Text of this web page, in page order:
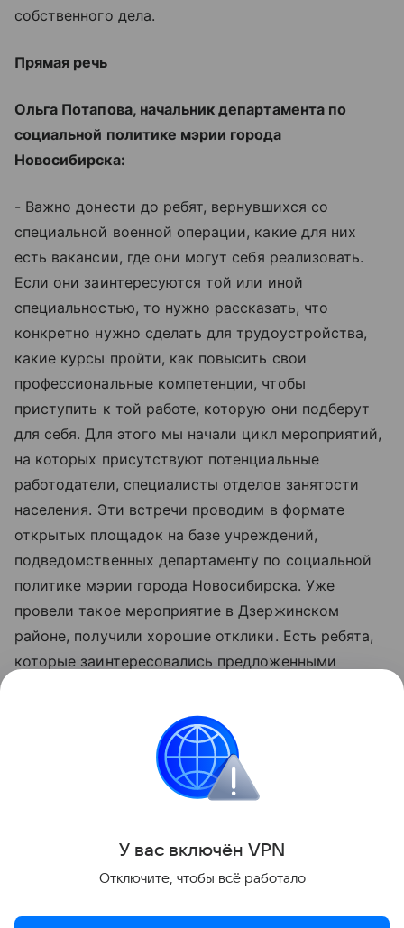
собственного дела.
Прямая речь
Ольга Потапова, начальник департамента по
социальной политике мэрии города
Новосибирска:
- Важно донести до ребят, вернувшихся со
специальной военной операции, какие для них
есть вакансии, где они могут себя реализовать.
Если они заинтересуются той или иной
специальностью, то нужно рассказать, что
конкретно нужно сделать для трудоустройства,
какие курсы пройти, как повысить свои
профессиональные компетенции, чтобы
приступить к той работе, которую они подберут
для себя. Для этого мы начали цикл мероприятий,
на которых присутствуют потенциальные
работодатели, специалисты отделов занятости
населения. Эти встречи проводим в формате
открытых площадок на базе учреждений,
подведомственных департаменту по социальной
политике мэрии города Новосибирска. Уже
провели такое мероприятие в Дзержинском
районе, получили хорошие отклики. Есть ребята,
которые заинтересовались предложенными
трудоустройства. В ближайшее время будет
проведена такая встреча в Ленинском районе, в
планах организовать их в каждом районе нашего
Поделиться
У вас включён VPN
Отключите, чтобы всё работало